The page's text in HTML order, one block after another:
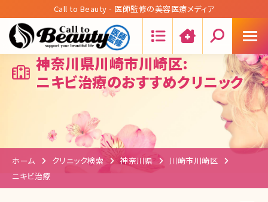
Call to Beauty - 医師監修の美容医療メディア
神奈川県川崎市川崎区:
ニキビ治療のおすすめクリニック
ホーム クリニック検索 神奈川県
川崎市川崎区
ニキビ治療